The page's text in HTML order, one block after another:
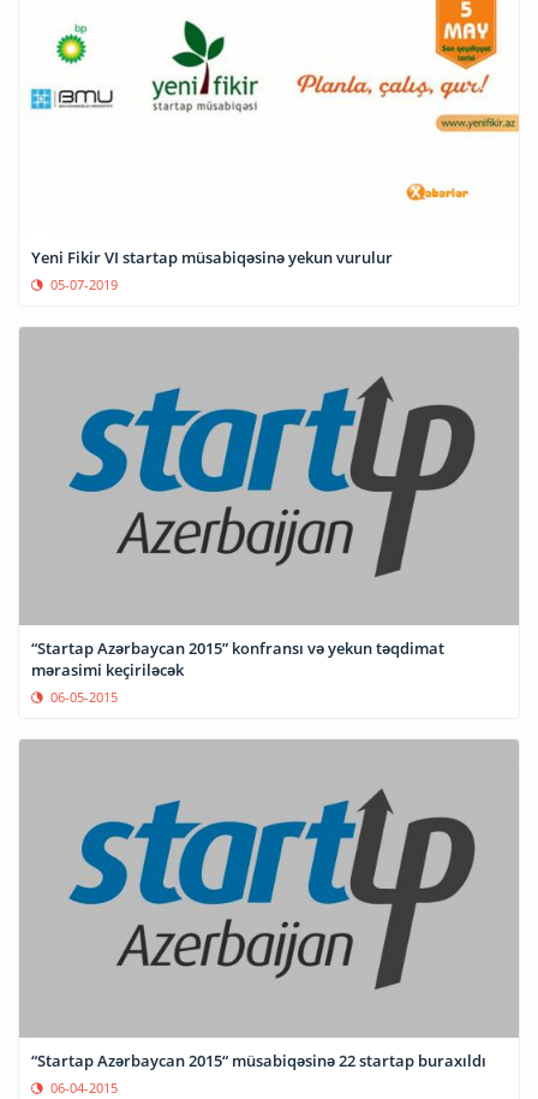
Yeni Fikir VI startap müsabiqəsinə yekun vurulur
05-07-2019
“Startap Azərbaycan 2015” konfransı və yekun təqdimat
mərasimi keçiriləcək
06-05-2015
“Startap Azərbaycan 2015“ müsabiqəsinə 22 startap buraxıldı
06-04-2015